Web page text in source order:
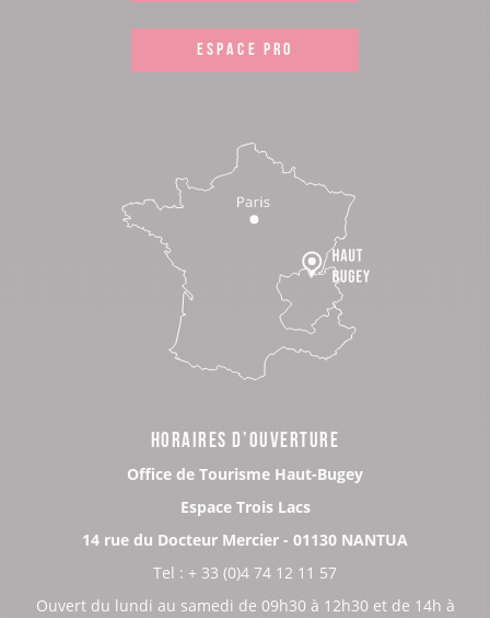
ESPACE PRO
HORAIRES D’OUVERTURE
Office de Tourisme Haut-Bugey
Espace Trois Lacs
14 rue du Docteur Mercier - 01130 NANTUA
Tel : + 33 (0)4 74 12 11 57
Ouvert du lundi au samedi de 09h30 à 12h30 et de 14h à